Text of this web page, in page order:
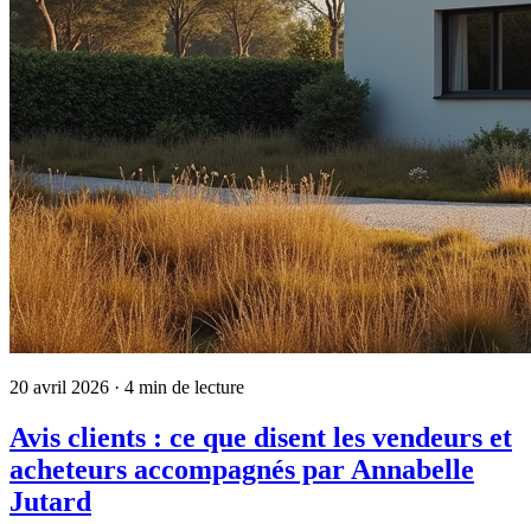
20 avril 2026 · 4 min de lecture
Avis clients : ce que disent les vendeurs et
acheteurs accompagnés par Annabelle
Jutard